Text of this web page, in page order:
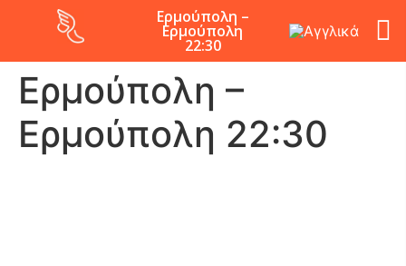
Ερμούπολη –
Ερμούπολη
22:30
Ερμούπολη –
Ερμούπολη 22:30